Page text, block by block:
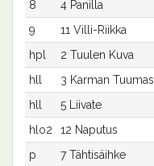
8 4 Panilla
9
11 Villi-Riikka
hpl
2 Tuulen Kuva
hll
3 Karman Tuumas
hll
5 Liivate
hlo2
12 Naputus
p
7 Tähtisäihke